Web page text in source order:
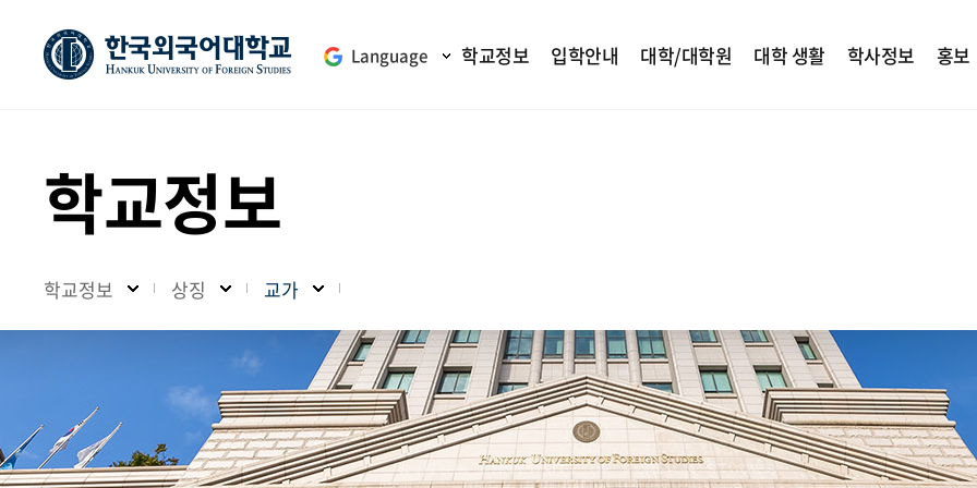
Language 학교정보 입학안내 대학/대학원 대학 생활 학사정보 홍보
학교정보
학교정보 상징 교가